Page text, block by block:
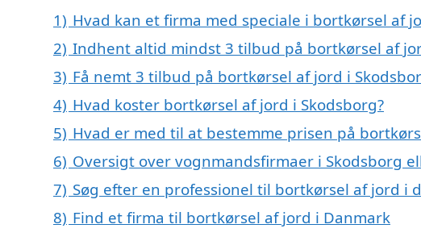
1) Hvad kan et firma med speciale i bortkørsel af
2) Indhent altid mindst 3 tilbud på bortkørsel af
3) Få nemt 3 tilbud på bortkørsel af jord i
4) Hvad koster bortkørsel af jord i Skodsborg?
5) Hvad er med til at bestemme prisen på
6) Oversigt over vognmandsfirmaer i Skodsborg
7) Søg efter en professionel til bortkørsel af jord i
8) Find et firma til bortkørsel af jord i Danmark